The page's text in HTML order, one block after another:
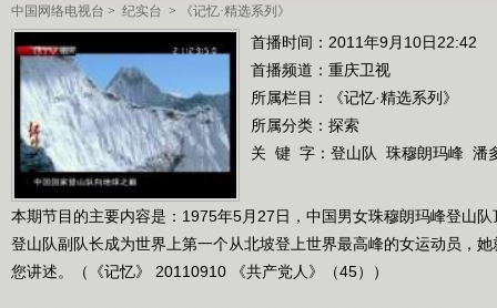
中国网络电视台 > 纪实台 > 《记忆·精选系列》
首播时间：2011年9月10日22:42
首播频道： 重庆卫视
所属栏目：
《记忆·精选系列》
所属分类：探索
关 键 字： 登山队 珠穆朗玛峰 潘
本期节目的主要内容是：1975年5月27日，中国男女珠穆朗玛峰登山
登山队副队长成为世界上第一个从北坡登上世界最高峰的女运动员，
您讲述。（《记忆》 20110910 《共产党人》（45））